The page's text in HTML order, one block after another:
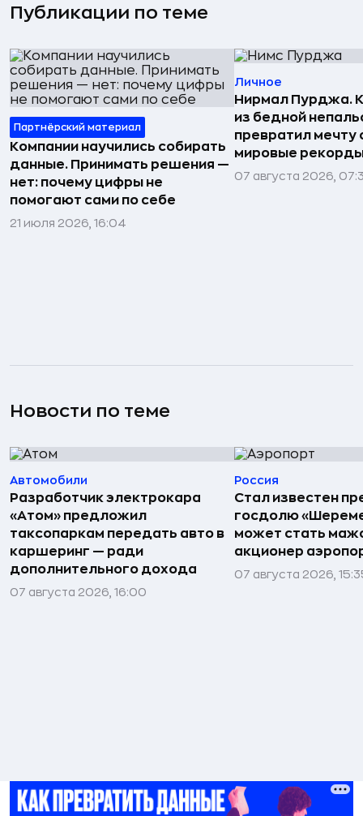
Публикации по теме
Партнёрский материал
Компании научились собирать
данные. Принимать решения —
нет: почему цифры не
помогают сами по себе
21 июля 2026, 16:04
Личное
Нирмал Пурджа.
из бедной
превратил мечту
мировые рекорды
07 августа 2026,
Новости по теме
Автомобили
Разработчик электрокара
«Атом» предложил
таксопаркам передать авто в
каршеринг — ради
дополнительного дохода
07 августа 2026, 16:00
Россия
Стал известен
госдолю
может стать
акционер
07 августа 2026,